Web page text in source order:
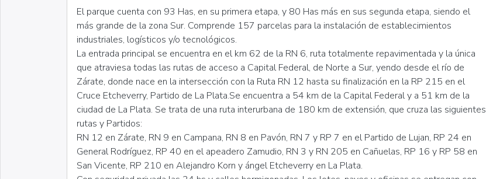
El parque cuenta con 93 Has, en su primera etapa, y 80 Has más en sus segunda etapa, siendo el
más grande de la zona Sur. Comprende 157 parcelas para la instalación de establecimientos
industriales, logísticos y/o tecnológicos.
La entrada principal se encuentra en el km 62 de la RN 6, ruta totalmente repavimentada y la única
que atraviesa todas las rutas de acceso a Capital Federal, de Norte a Sur, yendo desde el río de
Zárate, donde nace en la intersección con la Ruta RN 12 hasta su finalización en la RP 215 en el
Cruce Etcheverry, Partido de La Plata.Se encuentra a 54 km de la Capital Federal y a 51 km de la
ciudad de La Plata. Se trata de una ruta interurbana de 180 km de extensión, que cruza las siguientes
rutas y Partidos:
RN 12 en Zárate, RN 9 en Campana, RN 8 en Pavón, RN 7 y RP 7 en el Partido de Lujan, RP 24 en
General Rodríguez, RP 40 en el apeadero Zamudio, RN 3 y RN 205 en Cañuelas, RP 16 y RP 58 en
San Vicente, RP 210 en Alejandro Korn y ángel Etcheverry en La Plata.